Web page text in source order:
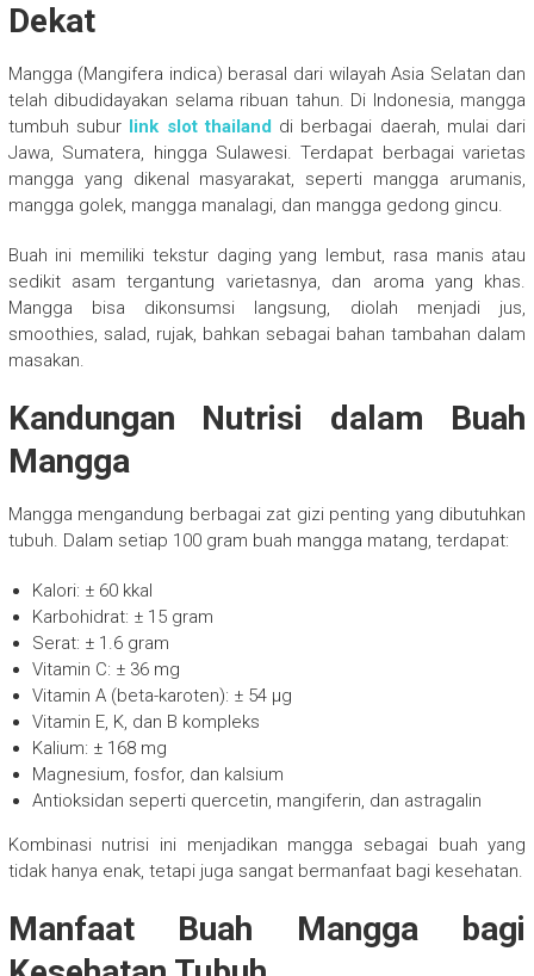
Dekat
Mangga (Mangifera indica) berasal dari wilayah Asia Selatan dan
telah dibudidayakan selama ribuan tahun. Di Indonesia, mangga
tumbuh subur
link slot thailand di berbagai daerah, mulai dari
Jawa, Sumatera, hingga Sulawesi. Terdapat berbagai varietas
mangga yang dikenal masyarakat, seperti mangga arumanis,
mangga golek, mangga manalagi, dan mangga gedong gincu.
Buah ini memiliki tekstur daging yang lembut, rasa manis atau
sedikit asam tergantung varietasnya, dan aroma yang khas.
Mangga bisa dikonsumsi langsung, diolah menjadi jus,
smoothies, salad, rujak, bahkan sebagai bahan tambahan dalam
masakan.
Kandungan Nutrisi dalam Buah
Mangga
Mangga mengandung berbagai zat gizi penting yang dibutuhkan
tubuh. Dalam setiap 100 gram buah mangga matang, terdapat:
Kalori: ± 60 kkal
Karbohidrat: ± 15 gram
Serat: ± 1.6 gram
Vitamin C: ± 36 mg
Vitamin A (beta-karoten): ± 54 µg
Vitamin E, K, dan B kompleks
Kalium: ± 168 mg
Magnesium, fosfor, dan kalsium
Antioksidan seperti quercetin, mangiferin, dan astragalin
Kombinasi nutrisi ini menjadikan mangga sebagai buah yang
tidak hanya enak, tetapi juga sangat bermanfaat bagi kesehatan.
Manfaat Buah Mangga bagi